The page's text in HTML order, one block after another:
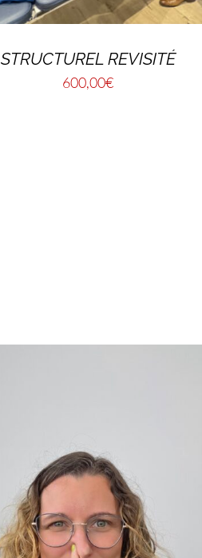
STRUCTUREL REVISITÉ
600,00€